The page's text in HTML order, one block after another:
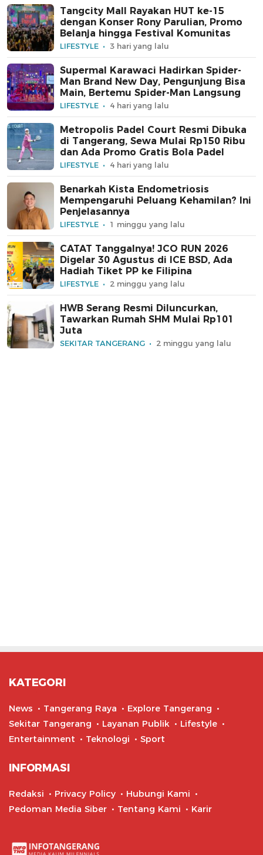
Tangcity Mall Rayakan HUT ke-15
dengan Konser Rony Parulian, Promo
Belanja hingga Festival Komunitas
LIFESTYLE 3 hari yang lalu
Supermal Karawaci Hadirkan Spider-
Man Brand New Day, Pengunjung Bisa
Main, Bertemu Spider-Man Langsung
LIFESTYLE 4 hari yang lalu
Metropolis Padel Court Resmi Dibuka
di Tangerang, Sewa Mulai Rp150 Ribu
dan Ada Promo Gratis Bola Padel
LIFESTYLE 4 hari yang lalu
Benarkah Kista Endometriosis
Mempengaruhi Peluang Kehamilan? Ini
Penjelasannya
LIFESTYLE 1 minggu yang lalu
CATAT Tanggalnya! JCO RUN 2026
Digelar 30 Agustus di ICE BSD, Ada
Hadiah Tiket PP ke Filipina
LIFESTYLE 2 minggu yang lalu
HWB Serang Resmi Diluncurkan,
Tawarkan Rumah SHM Mulai Rp101
Juta
SEKITAR TANGERANG 2 minggu yang lalu
KATEGORI
News Tangerang Raya
Explore Tangerang
Sekitar Tangerang
Layanan Publik
Lifestyle
Entertainment
Teknologi Sport
INFORMASI
Redaksi Privacy Policy
Hubungi Kami
Pedoman Media Siber
Tentang Kami Karir